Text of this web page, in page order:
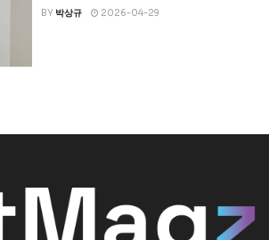
BY 박상규 2026-04-29